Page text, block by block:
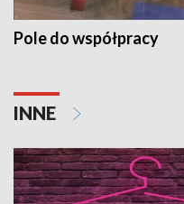
Pole do współpracy
INNE